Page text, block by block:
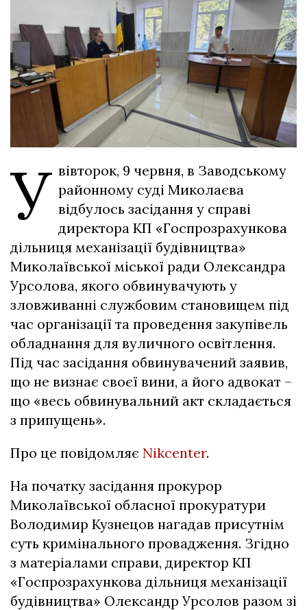
У вівторок, 9 червня, в Заводському
районному суді Миколаєва
відбулось засідання у справі
директора КП «Госпрозрахункова
дільниця механізації будівництва»
Миколаївської міської ради Олександра
Урсолова, якого обвинувачують у
зловживанні службовим становищем під
час організації та проведення закупівель
обладнання для вуличного освітлення.
Під час засідання обвинувачений заявив,
що не визнає своєї вини, а його адвокат –
що «весь обвинувальний акт складається
з припущень».
Про це повідомляє Nikcenter.
На початку засідання прокурор
Миколаївської обласної прокуратури
Володимир Кузнецов нагадав присутнім
суть кримінального провадження. Згідно
з матеріалами справи, директор КП
«Госпрозрахункова дільниця механізації
будівництва» Олександр Урсолов разом зі